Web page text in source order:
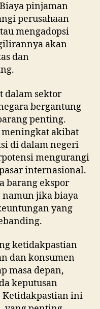
pinjaman
perusahaan
mengadopsi
akan
dan
dalam sektor
bergantung
penting.
akibat
di dalam negeri
mengurangi
internasional.
barang ekspor
jika biaya
yang
ketidakpastian
dan konsumen
masa depan,
keputusan
Ketidakpastian ini